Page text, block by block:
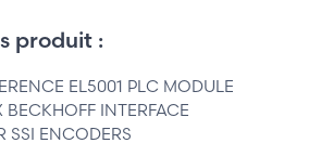
produit :
EL5001 PLC MODULE
INTERFACE
SSI ENCODERS